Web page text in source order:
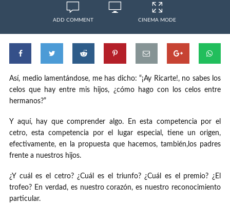
ADD COMMENT CINEMA MODE
Así, medio lamentándose, me has dicho: “¡Ay Ricarte!, no sabes los
celos que hay entre mis hijos, ¿cómo hago con los celos entre
hermanos?”
Y aquí, hay que comprender algo. En esta competencia por el
cetro, esta competencia por el lugar especial, tiene un origen,
efectivamente, en la propuesta que hacemos, también,los padres
frente a nuestros hijos.
¿Y cuál es el cetro? ¿Cuál es el triunfo? ¿Cuál es el premio? ¿El
trofeo? En verdad, es nuestro corazón, es nuestro reconocimiento
particular.